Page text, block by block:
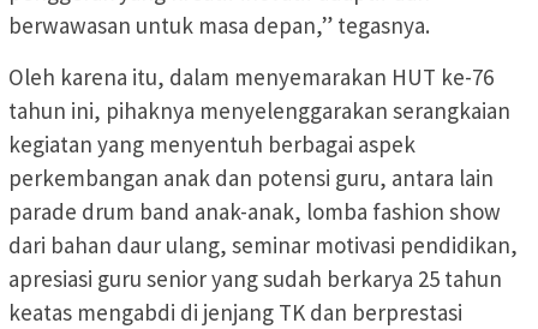
berwawasan untuk masa depan,” tegasnya.
Oleh karena itu, dalam menyemarakan HUT ke-76
tahun ini, pihaknya menyelenggarakan serangkaian
kegiatan yang menyentuh berbagai aspek
perkembangan anak dan potensi guru, antara lain
parade drum band anak-anak, lomba fashion show
dari bahan daur ulang, seminar motivasi pendidikan,
apresiasi guru senior yang sudah berkarya 25 tahun
keatas mengabdi di jenjang TK dan berprestasi